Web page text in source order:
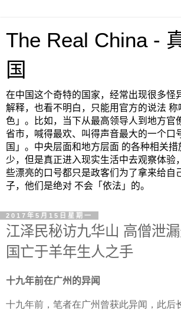
The Real China -
国
在中国这个奇特的国家，经常出现很多怪
解释，也看不明白，只能用官方的说法
色」。比如，当下从最高领导人到地方官
省市，喊得最欢、叫得声音最大的一个口
国」。中央层面和地方层面 的各种相关
少，但是真正进入现实生活中去观察体验
些漂亮的口号都只是政客们为了拿来给自
子，他们是绝对 不会「依法」的。
2017年5月15日星期一
江泽民秘访九华山 高僧泄
国亡于羊年生人之手
十九年前在广州的异闻
十九年前，笔者在广州曾获此异闻，此后